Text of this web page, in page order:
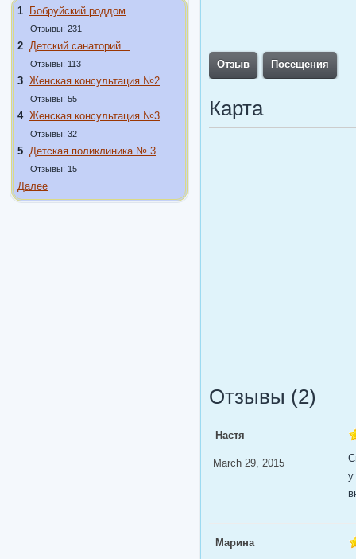
1 Бобруйский роддом
Отзывы: 231
2 Детский санаторий...
Отзывы: 113
3 Женская консультация №2
Отзывы: 55
4. Женская консультация №3
Отзывы: 32
5 Детская поликлиника № 3
Отзывы: 15
Далее
Отзыв Посещения
Карта
Отзывы (2)
Настя
March 29, 2015
у
Марина